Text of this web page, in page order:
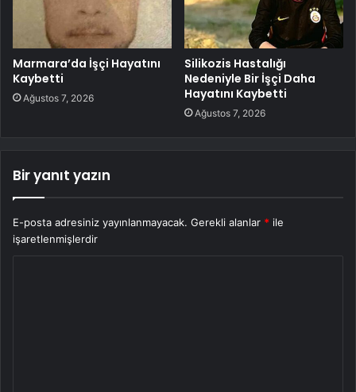
Marmara’da İşçi Hayatını
Kaybetti
Ağustos 7, 2026
Silikozis Hastalığı
Nedeniyle Bir İşçi Daha
Hayatını Kaybetti
Ağustos 7, 2026
Bir yanıt yazın
E-posta adresiniz yayınlanmayacak. Gerekli alanlar * ile
işaretlenmişlerdir